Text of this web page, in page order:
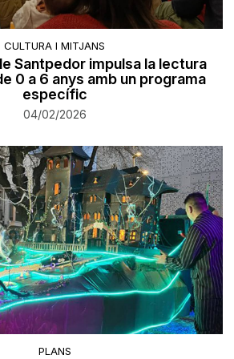
CULTURA I MITJANS
Santpedor impulsa la lectura
0 a 6 anys amb un programa
específic
04/02/2026
PLANS